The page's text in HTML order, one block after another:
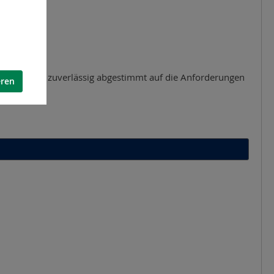
– zuverlässig abgestimmt auf die Anforderungen